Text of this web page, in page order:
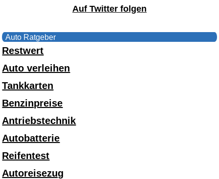
Auf Twitter folgen
Auto Ratgeber
Restwert
Auto verleihen
Tankkarten
Benzinpreise
Antriebstechnik
Autobatterie
Reifentest
Autoreisezug